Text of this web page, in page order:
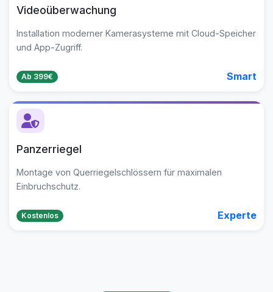
Videoüberwachung
Installation moderner Kamerasysteme mit Cloud-Speicher
und App-Zugriff.
Ab 399€ Smart
Panzerriegel
Montage von Querriegelschlössern für maximalen
Einbruchschutz.
Kostenlos Experte